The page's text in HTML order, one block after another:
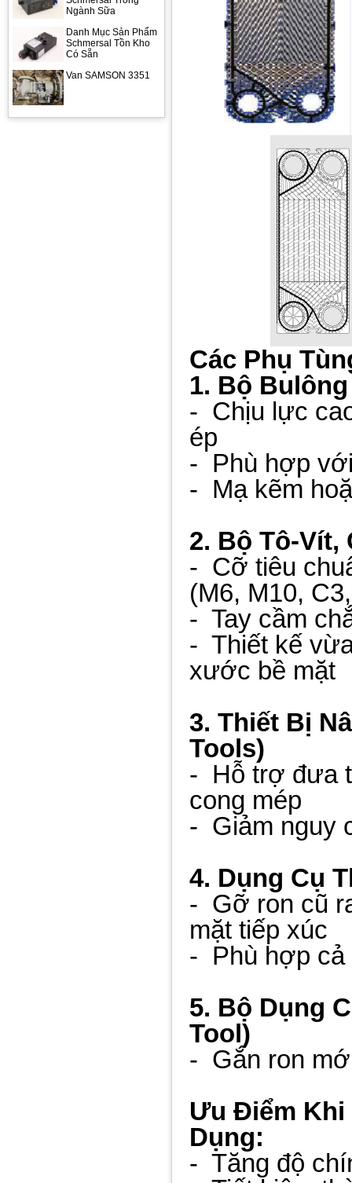
Ngành Sữa
Danh Mục Sản Phẩm
Schmersal Tồn Kho
Có Sẵn
Van SAMSON 3351
Các Phụ
1. Bộ
- Chịu lực
ép
- Phù hợp
- Mạ kẽm
2. Bộ Tô-Vít,
- Cỡ tiêu
(M6, M10,
- Tay cầm
- Thiết kế
xước bề mặt
3. Thiết Bị
Tools)
- Hỗ trợ đưa
cong mép
- Giảm nguy
4. Dụng Cụ
- Gỡ ron cũ
mặt tiếp xúc
- Phù hợp cả
5. Bộ Dụng
Tool)
- Gắn ron
Ưu Điểm Khi
Dụng:
- Tăng độ